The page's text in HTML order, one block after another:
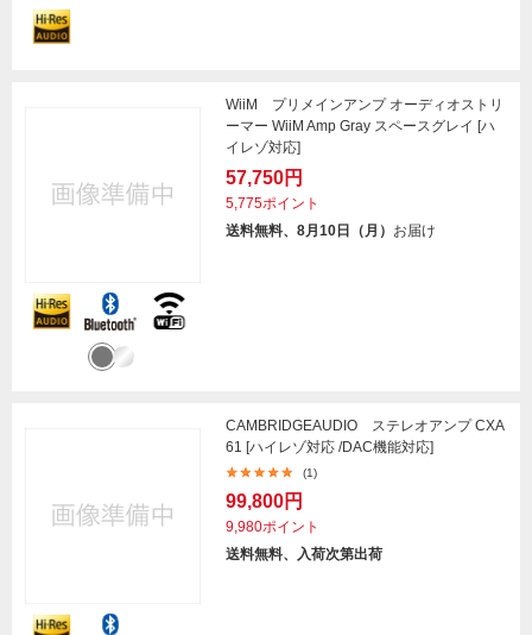
WiiM プリメインアンプ オーディオストリ
ーマー WiiM Amp Gray スペースグレイ [ハ
イレゾ対応]
57,750円
5,775ポイント
送料無料、8月10日（月） お届け
CAMBRIDGEAUDIO ステレオアンプ CXA
61 [ハイレゾ対応 /DAC機能対応]
(1)
99,800円
9,980ポイント
送料無料、入荷次第出荷